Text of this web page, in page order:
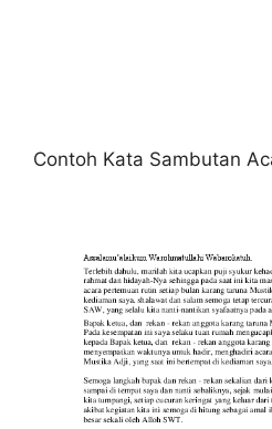
Contoh Kata Sambutan